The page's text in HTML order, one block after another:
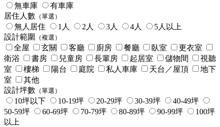
無車庫
有車庫
居住人數 （單選）
無人居住 1人 2人 3人 4人
5人以上
設計範圍
（複選）
全屋 玄關 客廳 廚房 餐廳 臥室
更衣室
衛浴
書房 兒童房 長輩房 起居室 儲物間
視聽
室
樓梯 陽台 庭院 私人車庫 天台／屋頂
地下
室
其他
設計坪數 （單選）
10坪以下 10-19坪 20-29坪 30-39坪
40-49坪
50-59坪
60-69坪 70-79坪 80-89坪 90-99坪
100坪
以上